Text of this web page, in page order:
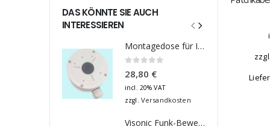
zzgl.
DAS KÖNNTE SIE AUCH
INTERESSIEREN
Montagedose für IP-, Turbo HD- und Analog-Kameras
28,80 €
incl. 20% VAT
zzgl. Versandkosten
Visonic Funk-Bewegungsmelder 868Mhz Platine